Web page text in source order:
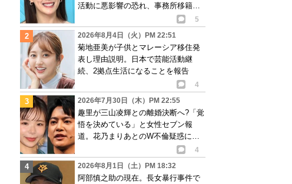
活動に悪影響の恐れ、事務所移籍が
5
2026年8月4日（火）PM 22:51
菊地亜美が子供とマレーシア移住発
表し理由説明。日本で芸能活動継
続、2拠点生活になることを報告
4
2026年7月30日（木）PM 22:55
趣里が三山凌輝との離婚決断へ?「覚
悟を決めている」と女性セブン報
道。花乃まりあとのW不倫疑惑に水
4
2026年8月1日（土）PM 18:32
阿部慎之助の現在。長女暴行事件で